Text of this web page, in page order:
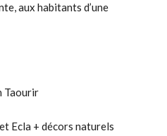
aux habitants d’une
Taourir
Ecla + décors naturels